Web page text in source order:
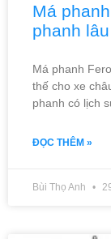
Má
phanh
Má phanh
thế cho xe
phanh có lịch
ĐỌC THÊM »
Bùi Thọ Anh